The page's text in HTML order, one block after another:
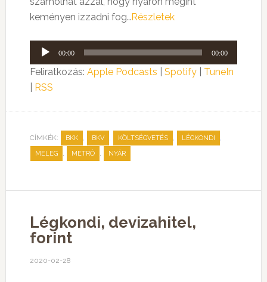
keményen izzadni fog…Részletek
Audió
lejátszó
00:00 00:00
Feliratkozás: Apple Podcasts Spotify| TuneIn
RSS
CÍMKÉK: BKK , BKV , KÖLTSÉGVETÉS , LÉGKONDI ,
MELEG , METRÓ , NYÁR
Légkondi, devizahitel,
forint
2020-02-28